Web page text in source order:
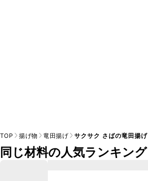
TOP 揚げ物 竜田揚げ サクサク さばの竜田揚げ
同じ材料の人気ランキング